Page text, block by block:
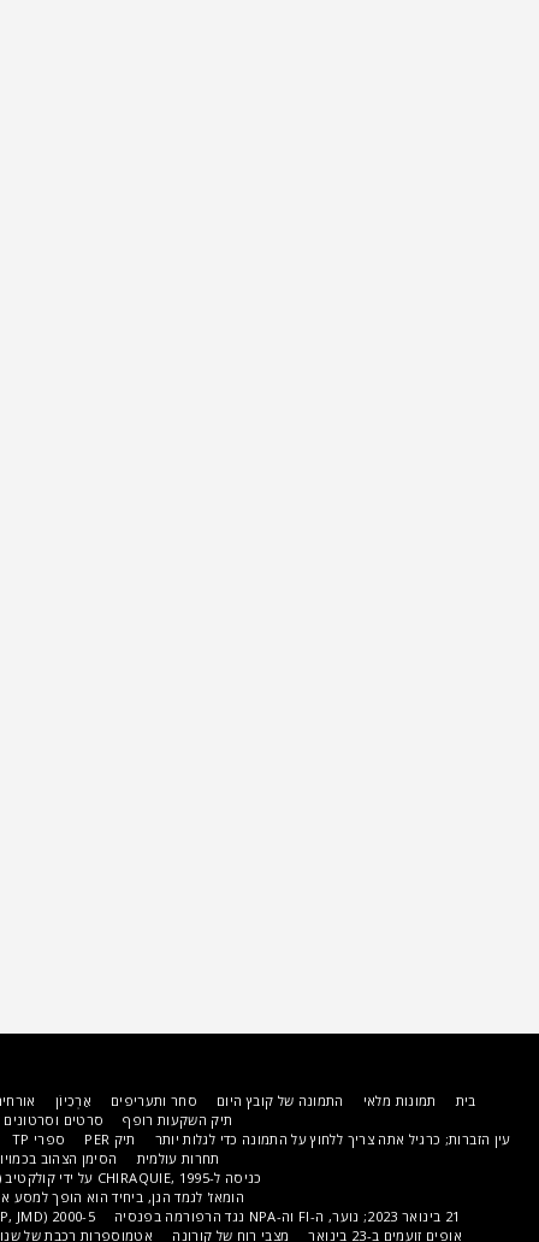
התמונה של קובץ היום סחר ותעריפים אַרְכִיוֹן אורחים מוזמנים חֲדָשׁוֹת
WHO?
סרטים וסרטונים שאלות נפוצות
איש קשר
ללחוץ על התמונה כדי לגלות יותר
תיק PER ספרי TP 98,18,22
אנשים מאת TP
הסימן הצהוב בכמויות גדולות (550 תמונות של TP)
הומאז' לגמד הגן, ביחיד הוא הופך למסע אחר רצון טוב של ה-TP אבל גם
2000-5 (PER, CLM, TP, JMD)
שנת הארנב
מצבי רוח של קורונה
אטמוספרות רכבת של שנות ה-90 BY PER
לבן זה לבן